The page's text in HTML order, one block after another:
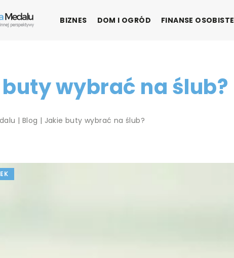
BIZNES DOM I OGRÓD FINANSE OSOBISTE
wybrać na ślub?
| Blog | Jakie buty wybrać na ślub?